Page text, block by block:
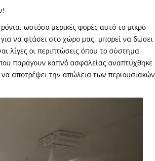
ωστόσο μερικές φορές αυτό το μικρό
να φτάσει στο χώρο μας, μπορεί να δώσει
λίγες οι περιπτώσεις όπου το σύστημα
παράγουν καπνό ασφαλείας αναπτύχθηκε
αποτρέψει την απώλεια των περιουσιακών